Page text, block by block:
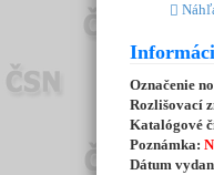
Označenie
Rozlišovací
Katalógové
Poznámka:
Dátum